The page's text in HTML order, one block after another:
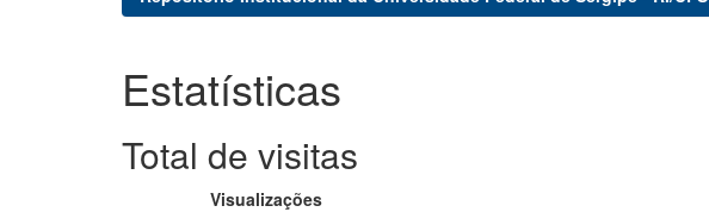
Estatísticas
Total de visitas
Visualizações